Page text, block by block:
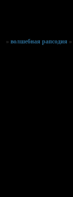
»волшебная рапсодия »